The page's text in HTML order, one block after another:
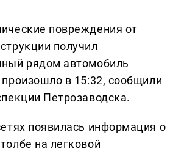
повреждения от
получил
рядом автомобиль
в 15:32, сообщили
Петрозаводска.
появилась информация о
на легковой